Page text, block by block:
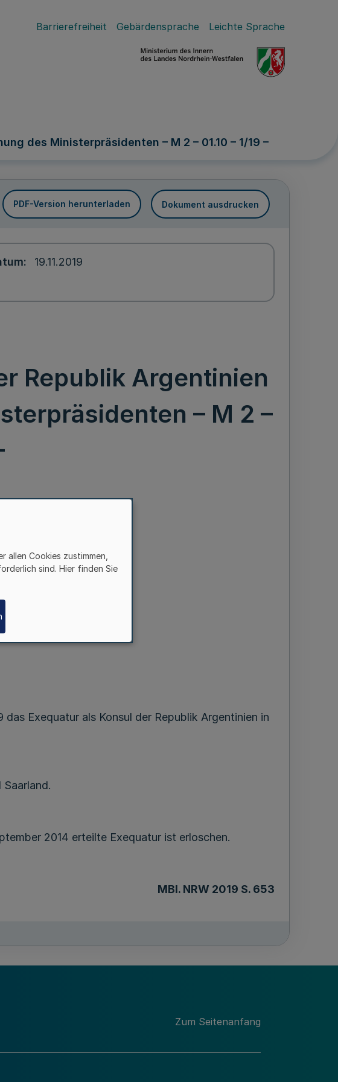
Barrierefreiheit Gebärdensprache Leichte Sprache
des Ministerpräsidenten – M 2 – 01.10 – 1/19 –
PDF-Version herunterladen Dokument ausdrucken
19.11.2019
Republik Argentinien
– M 2 –
Exequatur als Konsul der Republik Argentinien in
2014 erteilte Exequatur ist erloschen.
MBl. NRW 2019 S. 653
Zum Seitenanfang
allen Cookies zustimmen,
sind. Hier finden Sie